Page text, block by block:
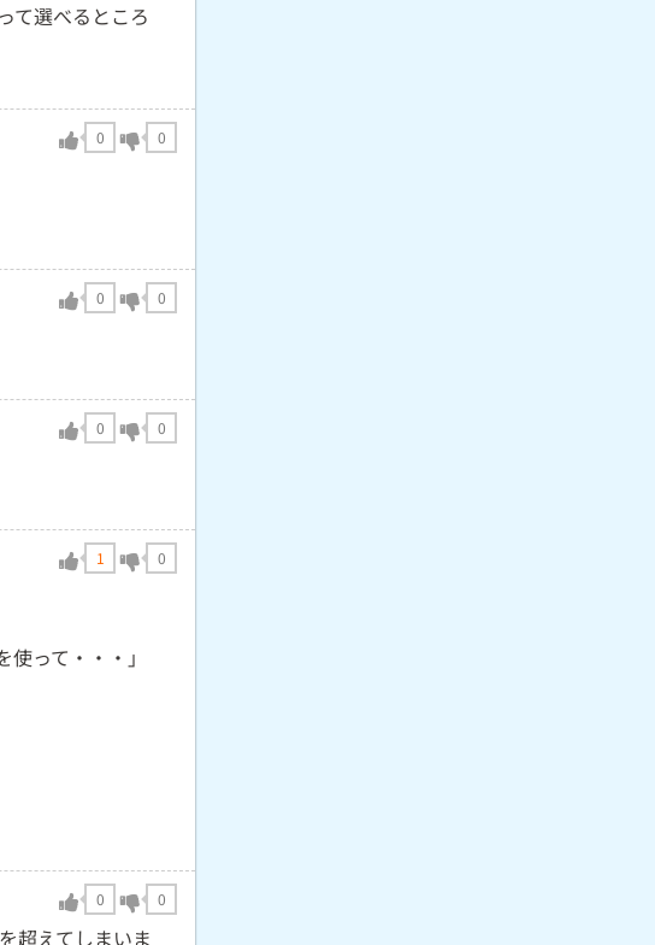
て選べるところ
0 0
0 0
0 0
1 0
って・・・」
0 0
超えてしまいま